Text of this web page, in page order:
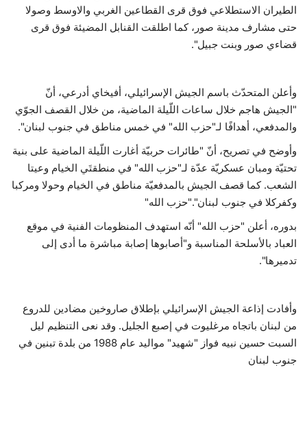
‏الطيران الاستطلاعي فوق قرى القطاعين الغربي والاوسط ‏وصولا
حتى مشارف مدينة صور، كما اطلقت القنابل ‏المضيئة فوق قرى
قضاءي صور وبنت جبيل". ‏
وأعلن المتحدّث باسم الجيش الإسرائيلي، أفيخاي أدرعي‏، أنّ
"الجيش هاجم خلال ساعات اللّيلة الماضية، من خلال ‏القصف الجوّي
والمدفعي، أهدافًا لـ"حزب الله" في خمس ‏مناطق في جنوب لبنان".‏
وأوضح في تصريح، أنّ "طائرات حربيّة أغارت اللّيلة ‏الماضية على بنية
تحتيّة ومبان عسكريّة عدّة لـ"حزب الله" في ‏منطقتَي الخيام وعيتا
الشعب. كما قصف الجيش بالمدفعيّة ‏مناطق في الخيام وحولا ومركبا
وكفركلا في جنوب لبنان".‏"حزب الله"
بدوره، أعلن "حزب الله" أنّه استهدف المنظومات الفنية في موقع
العباد بالأسلحة المناسبة و"أصابوها إصابة ‏مباشرة ما أدى إلى
تدميرها".
وأفادت إذاعة الجيش الإسرائيلي بإطلاق ‏صاروخين مضادين للدروع
من ‫لبنان‬ باتجاه مرغليوت في ‏إصبع ‫الجليل‬.‏ وقد نعى التنظيم ليل
السبت حسين نبيه فواز "شهيد" مواليد عام 1988 من بلدة تبنين في
جنوب لبنان